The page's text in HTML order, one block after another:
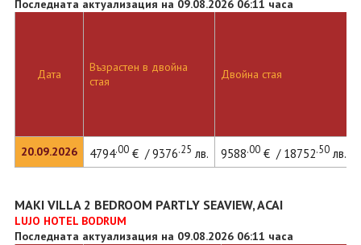
Последната актуализация на 09.08.2026 06:11 часа
Дата
20.09.2026
Възрастен в двойна
стая
Двойна стая
4794.00€ / 9376.25 лв. 9588.00€ / 18752.50лв.
MAKI VILLA 2 BEDROOM PARTLY SEAVIEW, ACAI
LUJO HOTEL BODRUM
Последната актуализация на 09.08.2026 06:11 часа